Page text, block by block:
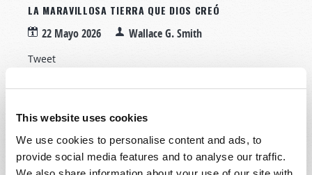
This website uses cookies
We use cookies to personalise content and ads, to
provide social media features and to analyse our traffic.
LA MARAVILLOSA TIERRA QUE DIOS CREÓ
22 Mayo 2026 Wallace G. Smith
Tweet
La teoría de la
seguidores y una
gran publicidad. Sin